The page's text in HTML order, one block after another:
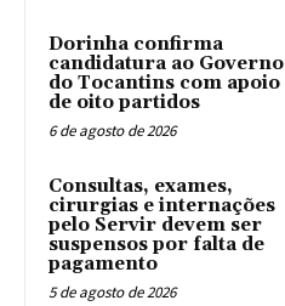
Dorinha confirma
candidatura ao Governo
do Tocantins com apoio
de oito partidos
6 de agosto de 2026
Consultas, exames,
cirurgias e internações
pelo Servir devem ser
suspensos por falta de
pagamento
5 de agosto de 2026